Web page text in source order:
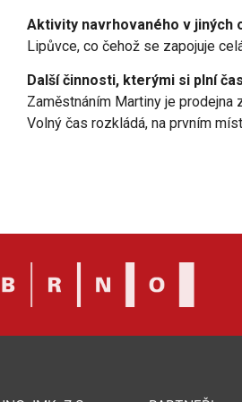
Aktivity navrhovaného v jiných
Lipůvce, co čehož se zapojuje
Další činnosti, kterými si plní
Zaměstnáním Martiny je
Volný čas rozkládá, na prvním